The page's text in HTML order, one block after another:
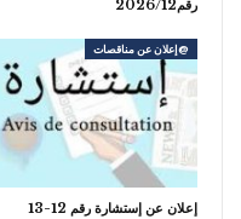
رقم2026/12
@إعلان عن مناقصات
إعلان عن إستشارة رقم 12-13